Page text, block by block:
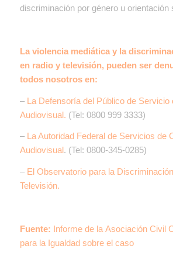
discriminación por género u orientación
La violencia mediática y la
en radio y televisión, pueden ser
todos nosotros en:
– La Defensoría del Público de Servicio
Audiovisual. (Tel: 0800 999 3333)
– La Autoridad Federal de Servicios de
Audiovisual. (Tel: 0800-345-0285)
– El Observatorio para la
Televisión.
Fuente: Informe de la Asociación Civil
para la Igualdad sobre el caso